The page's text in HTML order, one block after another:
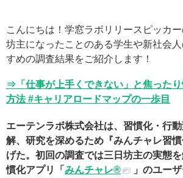
こんにちは！学窓ラボリリースピッカ
坊主になったことのある学生や新社会
すめの調査結果をご紹介します！
⇒「仕事が上手くできない」と焦った
方法 #キャリアロードマップの一歩目
エーテンラボ株式会社は、習慣化・行
解、研究を深めるため『みんチャレ習
げた。初回の調査では三日坊主の実態
慣化アプリ「 みんチャレ®︎
」のユー